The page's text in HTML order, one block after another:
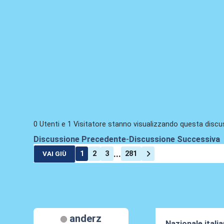
0 Utenti e 1 Visitatore stanno visualizzando questa
Discussione Precedente- Discussione Successiva
VAI GIÙ 1 2 3 ... 281
anderz